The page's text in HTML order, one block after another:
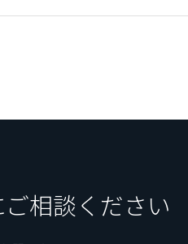
相談ください